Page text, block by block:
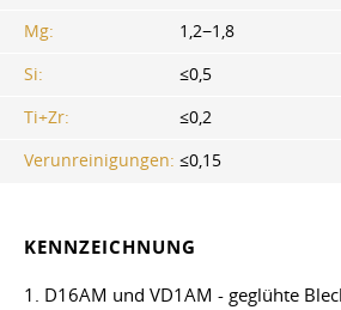
Mg:
1,2−1,8
Si:
≤0,5
Ti+Zr:
≤0,2
Verunreinigungen: ≤0,15
KENNZEICHNUNG
1. D16AM und VD1AM - geglühte